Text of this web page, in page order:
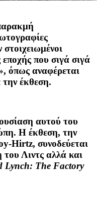
εποχής που σιγά σιγά
όπως αναφέρεται
την έκθεση.
αυτού του
Η έκθεση, την
Hirtz, συνοδεύεται
Λιντς αλλά και
Lynch: The Factory